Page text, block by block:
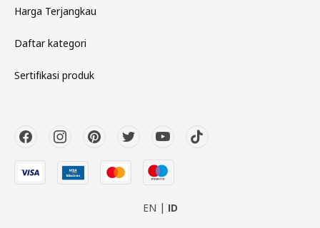
Harga Terjangkau
Daftar kategori
Sertifikasi produk
EN ID